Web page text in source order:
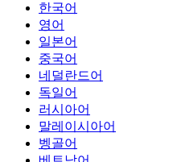
한국어
영어
일본어
중국어
네덜란드어
독일어
러시아어
말레이시아어
벵골어